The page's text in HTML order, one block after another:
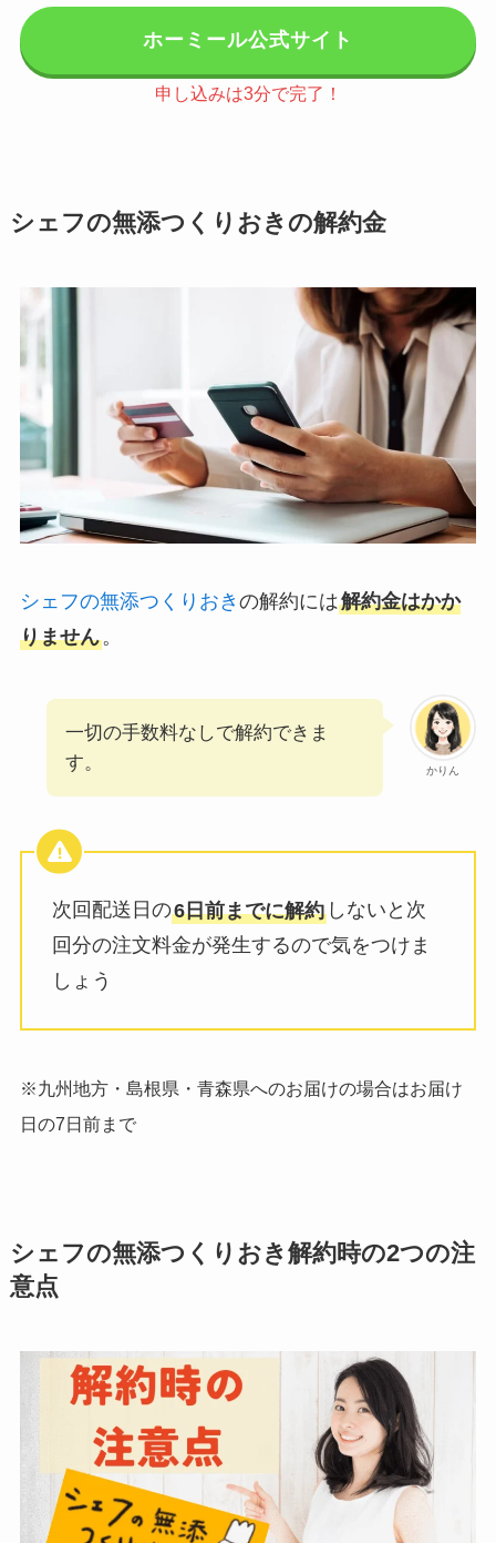
ホーミール公式サイト
申し込みは3分で完了！
シェフの無添つくりおきの解約金
シェフの無添つくりおき の解約には解約金はかか
りません。
かりん
一切の手数料なしで解約できま
す。
次回配送日の6日前までに解約しないと次
回分の注文料金が発生するので気をつけま
しょう
※九州地方・島根県・青森県へのお届けの場合はお届け
日の7日前まで
シェフの無添つくりおき解約時の2つの注
意点